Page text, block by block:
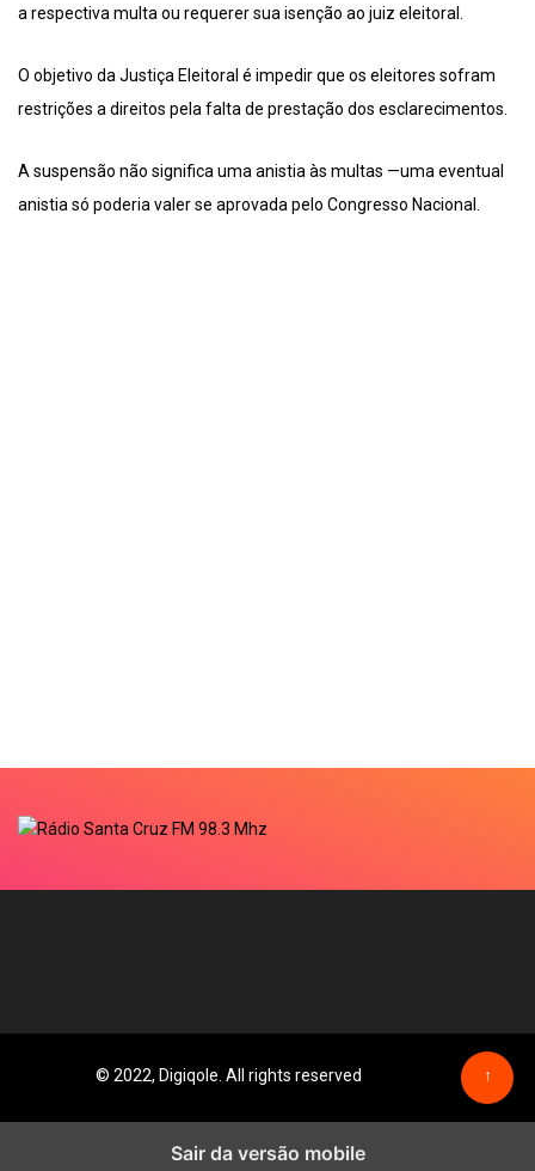
a respectiva multa ou requerer sua isenção ao juiz eleitoral.
O objetivo da Justiça Eleitoral é impedir que os eleitores sofram
restrições a direitos pela falta de prestação dos esclarecimentos.
A suspensão não significa uma anistia às multas —uma eventual
anistia só poderia valer se aprovada pelo Congresso Nacional.
© 2022, Digiqole. All rights reserved ↑
Sair da versão mobile